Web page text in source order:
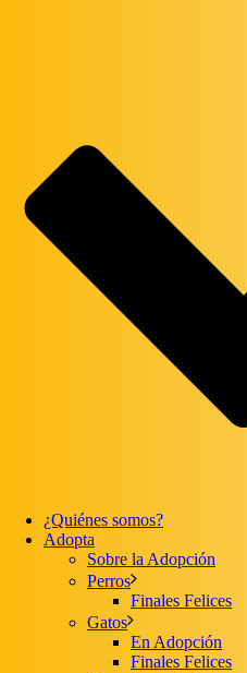
¿Quiénes somos?
Adopta
Sobre la Adopción
Perros
Finales Felices
Gatos
En Adopción
Finales Felices